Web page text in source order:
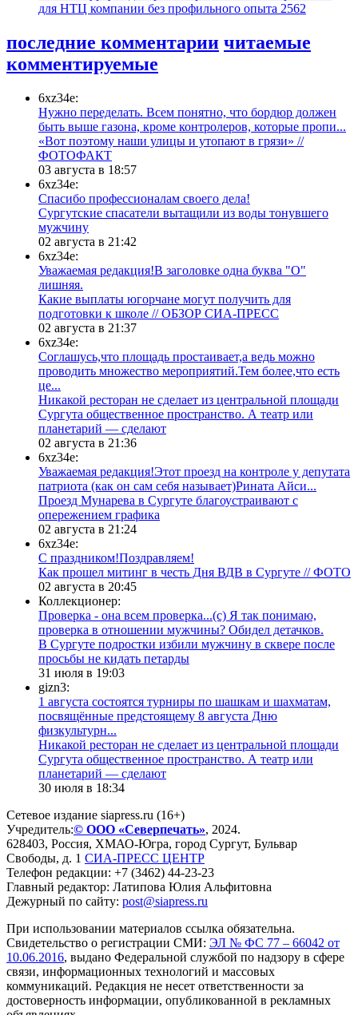
для НТЦ компании без профильного опыта 2562
последние комментарии читаемые
комментируемые
6xz34e:
Нужно переделать. Всем понятно, что бордюр должен
быть выше газона, кроме контролеров, которые пропи...
«Вот поэтому наши улицы и утопают в грязи» //
ФОТОФАКТ
03 августа в 18:57
6xz34e:
Спасибо профессионалам своего дела!
Сургутские спасатели вытащили из воды тонувшего
мужчину
02 августа в 21:42
6xz34e:
Уважаемая редакция!В заголовке одна буква "О"
лишняя.
Какие выплаты югорчане могут получить для
подготовки к школе // ОБЗОР СИА-ПРЕСС
02 августа в 21:37
6xz34e:
Соглашусь,что площадь простаивает,а ведь можно
проводить множество мероприятий.Тем более,что есть
це...
​Никакой ресторан не сделает из центральной площади
Сургута общественное пространство. А театр или
планетарий — сделают
02 августа в 21:36
6xz34e:
Уважаемая редакция!Этот проезд на контроле у депутата
патриота (как он сам себя называет)Рината Айси...
​Проезд Мунарева в Сургуте благоустраивают с
опережением графика
02 августа в 21:24
6xz34e:
С праздником!Поздравляем!
Как прошел митинг в честь Дня ВДВ в Сургуте // ФОТО
02 августа в 20:45
Коллекционер:
Проверка - она всем проверка...(с) Я так понимаю,
проверка в отношении мужчины? Обидел детачков.
В Сургуте подростки избили мужчину в сквере после
просьбы не кидать петарды
31 июля в 19:03
gizn3:
1 августа состоятся турниры по шашкам и шахматам,
посвящённые предстоящему 8 августа Дню
физкультурн...
​Никакой ресторан не сделает из центральной площади
Сургута общественное пространство. А театр или
планетарий — сделают
30 июля в 18:34
Сетевое издание siapress.ru (16+)
Учредитель:© ООО «Северпечать», 2024.
628403, Россия, ХМАО-Югра, город Сургут, Бульвар
Свободы, д. 1 СИА-ПРЕСС ЦЕНТР
Телефон редакции: +7 (3462) 44-23-23
Главный редактор: Латипова Юлия Альфитовна
Дежурный по сайту: post@siapress.ru
При использовании материалов ссылка обязательна.
Свидетельство о регистрации СМИ: ЭЛ № ФС 77 – 66042 от
10.06.2016, выдано Федеральной службой по надзору в сфере
связи, информационных технологий и массовых
коммуникаций. Редакция не несет ответственности за
достоверность информации, опубликованной в рекламных